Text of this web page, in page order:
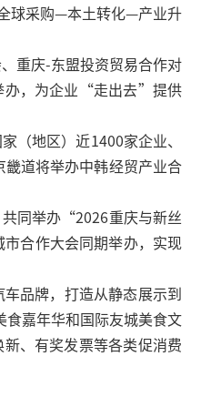
球采购—本土转化—产业升
重庆-东盟投资贸易合作对
办，为企业“走出去”提供
地区）近1400家企业、
道将举办中韩经贸产业合
同举办“2026重庆与新丝
合作大会同期举办，实现
品牌，打造从静态展示到
嘉年华和国际友城美食文
、有奖发票等各类促消费